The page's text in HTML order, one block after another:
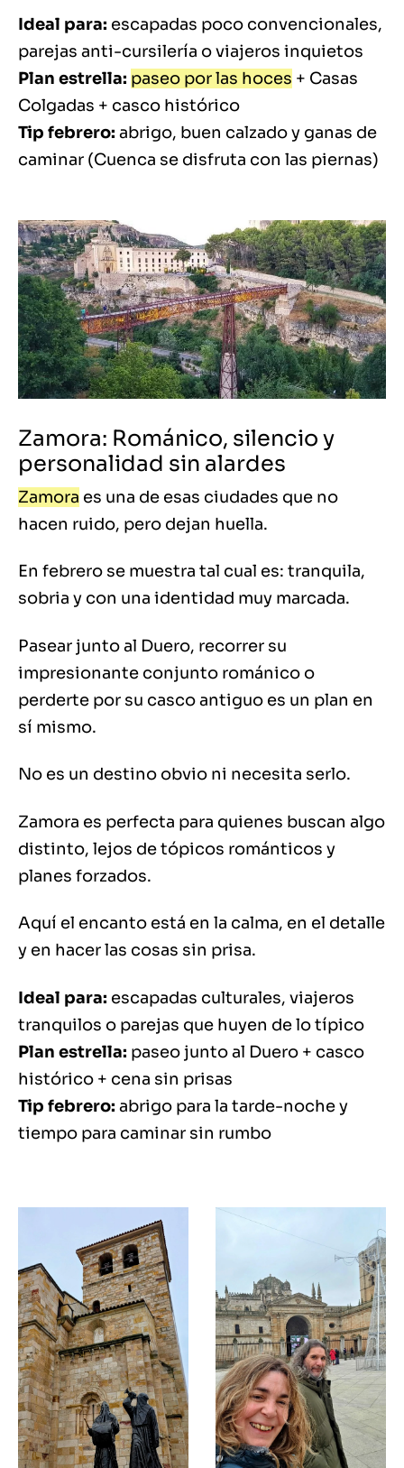
Ideal para: escapadas poco convencionales,
parejas anti-cursilería o viajeros inquietos
Plan estrella: paseo por las hoces + Casas
Colgadas + casco histórico
Tip febrero: abrigo, buen calzado y ganas de
caminar (Cuenca se disfruta con las piernas)
Zamora: Románico, silencio y
personalidad sin alardes
Zamora es una de esas ciudades que no
hacen ruido, pero dejan huella.
En febrero se muestra tal cual es: tranquila,
sobria y con una identidad muy marcada.
Pasear junto al Duero, recorrer su
impresionante conjunto románico o
perderte por su casco antiguo es un plan en
sí mismo.
No es un destino obvio ni necesita serlo.
Zamora es perfecta para quienes buscan algo
distinto, lejos de tópicos románticos y
planes forzados.
Aquí el encanto está en la calma, en el detalle
y en hacer las cosas sin prisa.
Ideal para: escapadas culturales, viajeros
tranquilos o parejas que huyen de lo típico
Plan estrella: paseo junto al Duero + casco
histórico + cena sin prisas
Tip febrero: abrigo para la tarde-noche y
tiempo para caminar sin rumbo